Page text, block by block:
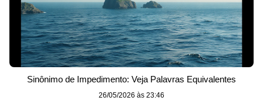
Sinônimo de Impedimento: Veja Palavras Equivalentes
26/05/2026 às 23:46